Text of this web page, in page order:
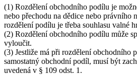
(1) Rozdělení obchodního podílu je
nebo přechodu na dědice nebo právního
rozdělení podílu je třeba souhlasu valné
(2) Rozdělení obchodního podílu může
vyloučit.
(3) Jestliže má při rozdělení obchodního
samostatný obchodní podíl, musí být
uvedená v § 109 odst. 1.